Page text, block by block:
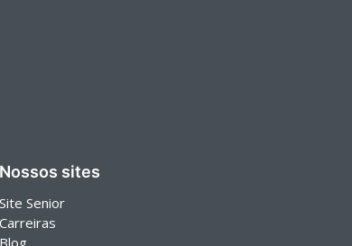
Nossos sites
Site Senior
Carreiras
Blog